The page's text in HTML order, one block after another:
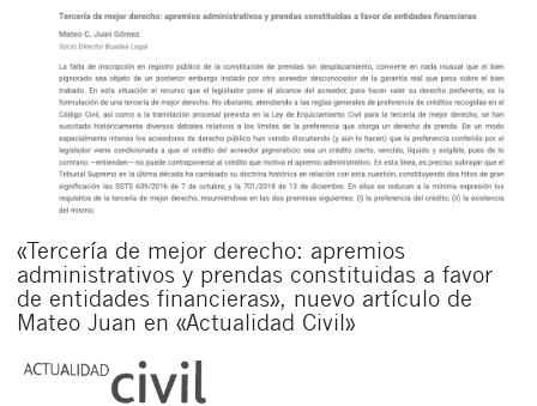
«Tercería de mejor derecho: apremios
administrativos y prendas constituidas a favor
de entidades financieras», nuevo artículo de
Mateo Juan en «Actualidad Civil»